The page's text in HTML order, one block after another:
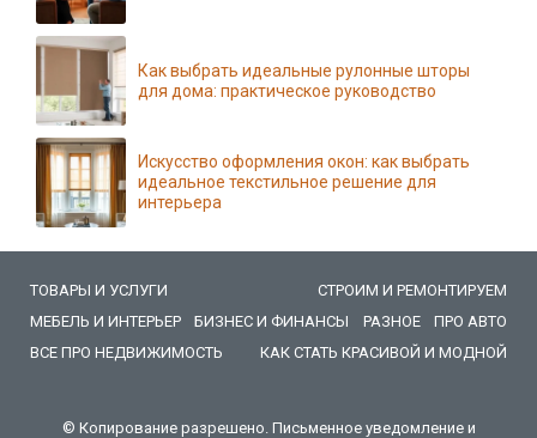
Как выбрать идеальные рулонные шторы
для дома: практическое руководство
Искусство оформления окон: как выбрать
идеальное текстильное решение для
интерьера
ТОВАРЫ И УСЛУГИ
СТРОИМ И РЕМОНТИРУЕМ
МЕБЕЛЬ И ИНТЕРЬЕР
БИЗНЕС И ФИНАНСЫ РАЗНОЕ
ПРО АВТО
ВСЕ ПРО НЕДВИЖИМОСТЬ
КАК СТАТЬ КРАСИВОЙ И МОДНОЙ
© Копирование разрешено. Письменное уведомление и